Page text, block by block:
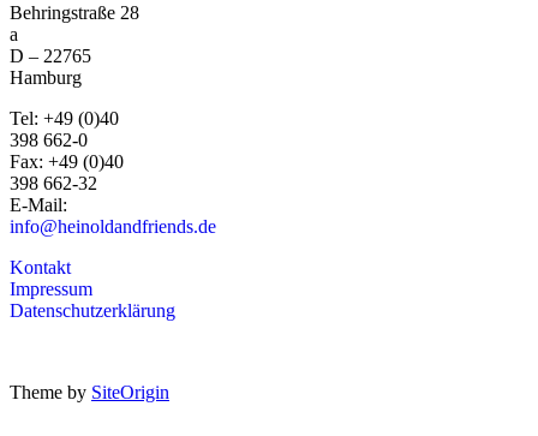
Behringstraße 28
a
D – 22765
Hamburg
Tel: +49 (0)40
398 662-0
Fax: +49 (0)40
398 662-32
E-Mail:
info@heinoldandfriends.de
Kontakt
Impressum
Datenschutzerklärung
Theme by SiteOrigin